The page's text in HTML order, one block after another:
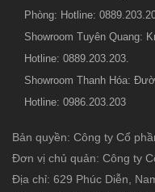
Phòng: Hotline:
Showroom Tuyên Quang:
Hotline: 0889.203.203.
Showroom Thanh Hóa:
Hotline: 0986.203.203
Bản quyền: Công ty Cổ
Đơn vị chủ quản: Công ty
Địa chỉ: 629 Phúc Diễn,